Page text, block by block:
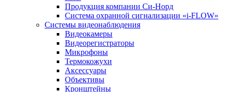
Продукция компании Си-Норд
Система охранной сигнализации «i-FLOW»
Системы видеонаблюдения
Видеокамеры
Видеорегистраторы
Микрофоны
Термокожухи
Аксессуары
Объективы
Кронштейны